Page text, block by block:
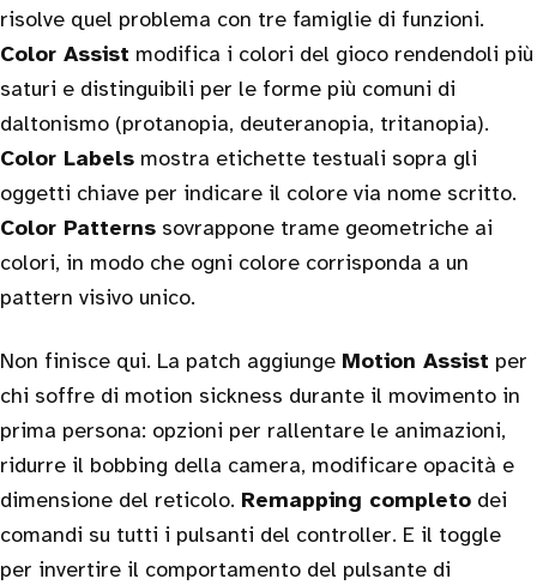
risolve quel problema con tre famiglie di funzioni.
Color Assist modifica i colori del gioco rendendoli più
saturi e distinguibili per le forme più comuni di
daltonismo (protanopia, deuteranopia, tritanopia).
Color Labels mostra etichette testuali sopra gli
oggetti chiave per indicare il colore via nome scritto.
Color Patterns sovrappone trame geometriche ai
colori, in modo che ogni colore corrisponda a un
pattern visivo unico.
Non finisce qui. La patch aggiunge Motion Assist per
chi soffre di motion sickness durante il movimento in
prima persona: opzioni per rallentare le animazioni,
ridurre il bobbing della camera, modificare opacità e
dimensione del reticolo. Remapping completo dei
comandi su tutti i pulsanti del controller. E il toggle
per invertire il comportamento del pulsante di